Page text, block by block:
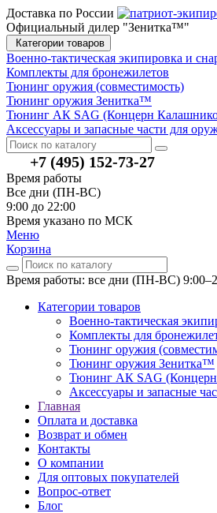
Доставка по России
Официальный дилер "Зенитка™"
Категории товаров
Военно-тактическая экипировка и
Комплекты для бронежилетов
Тюнинг оружия (совместимость)
Тюнинг оружия Зенитка™
Тюнинг АК SAG (Концерн
Аксессуары и запасные части для
+7 (495) 152-73-27
Время работы
Все дни (ПН-ВС)
9:00 до 22:00
Время указано по МСК
Меню
Корзина
Время работы: все дни (ПН-ВС)
Категории товаров
Военно-тактическая
Комплекты для
Тюнинг оружия
Тюнинг оружия Зенитка™
Тюнинг АК SAG
Аксессуары и запасные
Главная
Оплата и доставка
Возврат и обмен
Контакты
О компании
Для оптовых покупателей
Вопрос-ответ
Блог